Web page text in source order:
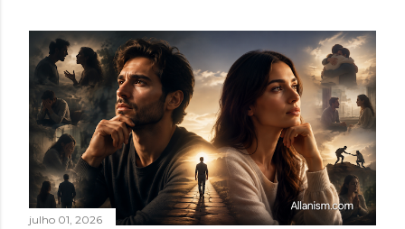
julho 01, 2026